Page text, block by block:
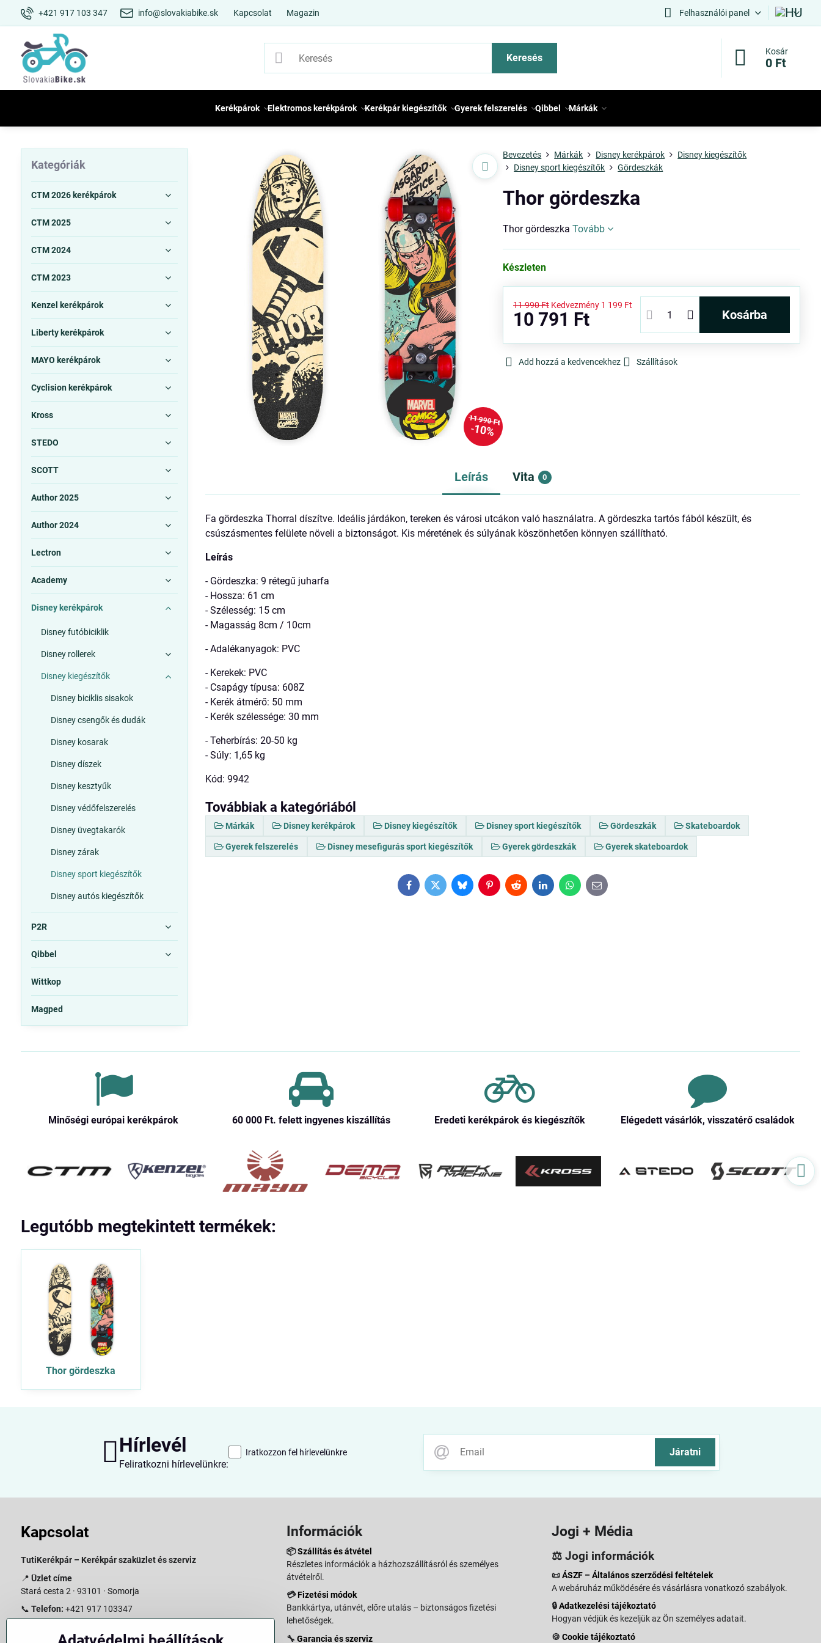
+421 917 103 347 info@slovakiabike.sk Kapcsolat Magazin Felhasználói panel
Keresés
Kosár
0 Ft
Kerékpárok Elektromos kerékpárok Kerékpár kiegészítők Gyerek felszerelés Qibbel Márkák
11 990 Ft
10%
Bevezetés Márkák Disney kerékpárok
Disney kiegészítők
Disney sport kiegészítők
Gördeszkák
Thor gördeszka
Thor gördeszkaTovább
Készleten
11 990 Ft Kedvezmény 1 199 Ft
10 791 Ft kosárba
Add hozzá a kedvencekhez Szállítások
Leírás Vita 0
Fa gördeszka Thorral díszítve. Ideális járdákon, tereken és városi utcákon való használatra. A gördeszka tartós fából készült, és
csúszásmentes felülete növeli a biztonságot. Kis méretének és súlyának köszönhetően könnyen szállítható.
Leírás
- Gördeszka: 9 rétegű juharfa
- Hossza: 61 cm
- Szélesség: 15 cm
- Magasság 8cm / 10cm
- Adalékanyagok: PVC
- Kerekek: PVC
- Csapágy típusa: 608Z
- Kerék átmérő: 50 mm
- Kerék szélessége: 30 mm
- Teherbírás: 20-50 kg
- Súly: 1,65 kg
Kód: 9942
Továbbiak a kategóriából
Márkák Disney kerékpárok Disney kiegészítők Disney sport kiegészítők Gördeszkák Skateboardok
Gyerek felszerelés Disney mesefigurás sport kiegészítők Gyerek gördeszkák Gyerek skateboardok
FacebookTwitterBlueskyPinterestRedditLinkedInWhatsApp
E-
mail
Kategóriák
CTM 2026 kerékpárok
CTM 2025
CTM 2024
CTM 2023
Kenzel kerékpárok
Liberty kerékpárok
MAYO kerékpárok
Cyclision kerékpárok
Kross
STEDO
SCOTT
Author 2025
Author 2024
Lectron
Academy
Disney kerékpárok
Disney futóbiciklik
Disney rollerek
Disney kiegészítők
Disney biciklis sisakok
Disney csengők és dudák
Disney kosarak
Disney díszek
Disney kesztyűk
Disney védőfelszerelés
Disney üvegtakarók
Disney zárak
Disney sport kiegészítők
Disney autós kiegészítők
P2R
Qibbel
Wittkop
Magped
Minőségi európai kerékpárok 60 000 Ft​. felett ingyenes kiszállítás Eredeti kerékpárok és kiegészítők Elégedett vásárlók, visszatérő családok
Legutóbb megtekintett termékek:
Thor gördeszka
Hírlevél
Feliratkozni hírlevelünkre:
Járatni
Iratkozzon fel hírlevelünkre
Kapcsolat
TutiKerékpár – Kerékpár szaküzlet és szerviz
📍 Üzlet címe
Stará cesta 2 · 93101 · Somorja
📞 Telefon: +421 917 103347
Információk
📦Szállítás és átvétel
Részletes információk a házhozszállításról és személyes
átvételről.
💳Fizetési módok
Bankkártya, utánvét, előre utalás – biztonságos fizetési
lehetőségek.
🔧 Garancia és szerviz
Jogi + Média
⚖️ Jogi információk
📜ÁSZF – Általános szerződési feltételek
A webáruház működésére és vásárlásra vonatkozó szabályok.
🔒Adatkezelési tájékoztató
Hogyan védjük és kezeljük az Ön személyes adatait.
🍪Cookie tájékoztató